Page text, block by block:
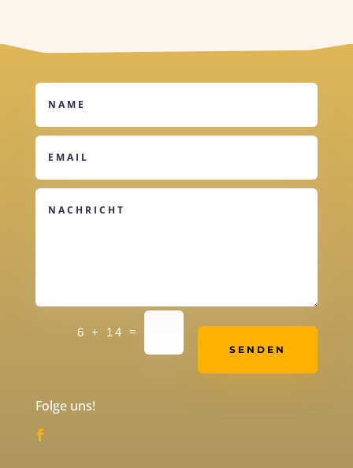
6 + 14 =
SENDEN
Alternative:
Folge uns!